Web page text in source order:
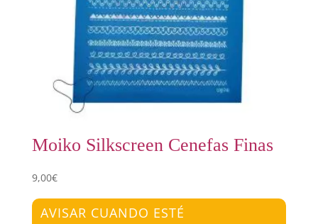
Moiko Silkscreen Cenefas Finas
9,00€
AVISAR CUANDO ESTÉ